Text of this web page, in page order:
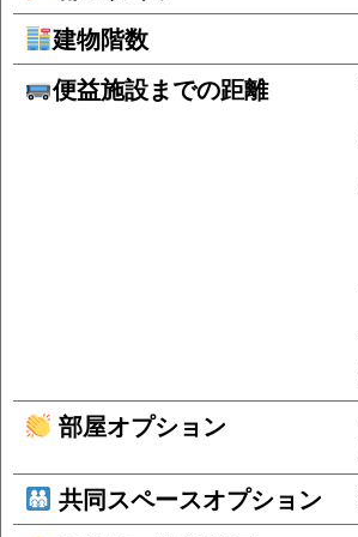
建物階数
便益施設までの距離
部屋オプション
共同スペースオプション